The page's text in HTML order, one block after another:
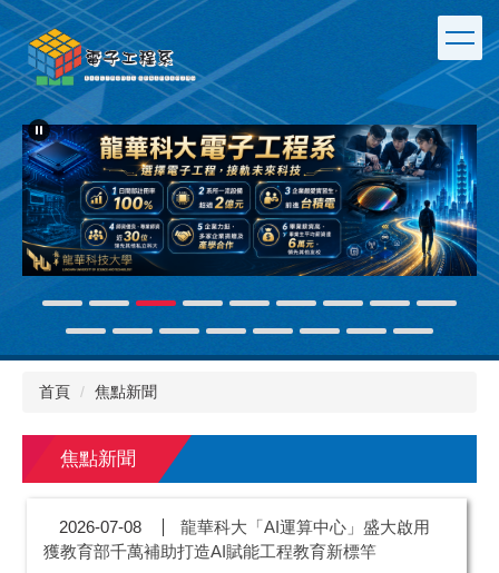
跳
到
主
要
內
容
區
首頁 焦點新聞
焦點新聞
2026-07-08
龍華科大「AI運算中心」盛大啟用
獲教育部千萬補助打造AI賦能工程教育新標竿